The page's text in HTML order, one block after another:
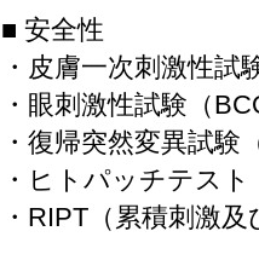
■ 安全性
・皮膚一次刺激
・眼刺激性試験（
・復帰突然変異試験
・ヒトパッチテ
・RIPT（累積刺激